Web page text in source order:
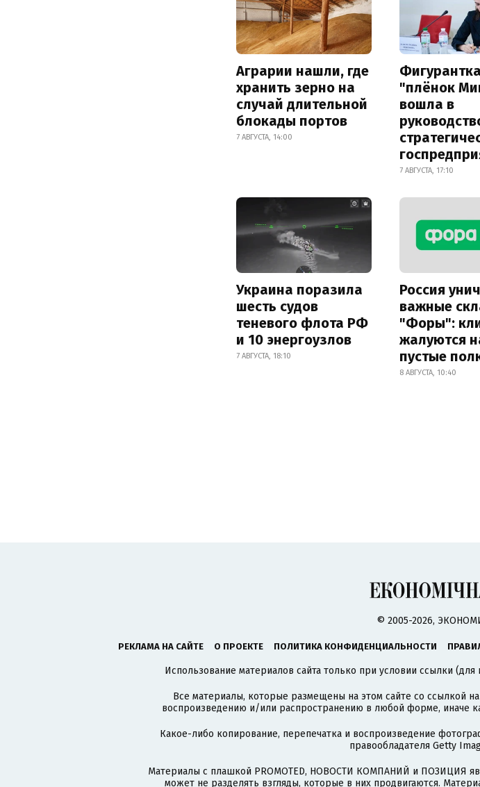
Аграрии нашли, где
хранить зерно на
случай длительной
блокады портов
7 АВГУСТА, 14:00
Фигурантка
"плёнок
вошла в
7 АВГУСТА, 17:10
Украина поразила
шесть судов
теневого флота РФ
и 10 энергоузлов
7 АВГУСТА, 18:10
Россия
важные
"Форы":
жалуются
пустые
8 АВГУСТА, 10:40
© 2005-2026,
РЕКЛАМА НА САЙТЕ О ПРОЕКТЕ ПОЛИТИКА КОНФИДЕНЦИАЛЬНОСТИ
Использование материалов сайта только при условии ссылки
Все материалы, которые размещены на этом сайте со ссылкой на
воспроизведению и/или распространению в любой форме, иначе
Какое-либо копирование, перепечатка и воспроизведение
правообладателя Getty
Материалы с плашкой PROMOTED, НОВОСТИ КОМПАНИЙ и ПОЗИЦИЯ
может не разделять взгляды, которые в них продвигаются.